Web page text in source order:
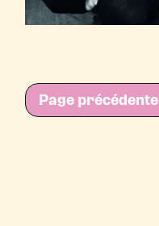
Page précédente